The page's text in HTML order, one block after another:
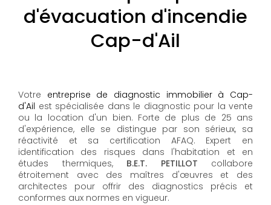
d'évacuation d'incendie
Cap-d'Ail
Votre entreprise de diagnostic immobilier à Cap-
d'Ail est spécialisée dans le diagnostic pour la vente
ou la location d'un bien. Forte de plus de 25 ans
d'expérience, elle se distingue par son sérieux, sa
réactivité et sa certification AFAQ. Expert en
identification des risques dans l'habitation et en
études thermiques, B.E.T. PETILLOT collabore
étroitement avec des maîtres d'œuvres et des
architectes pour offrir des diagnostics précis et
conformes aux normes en vigueur.